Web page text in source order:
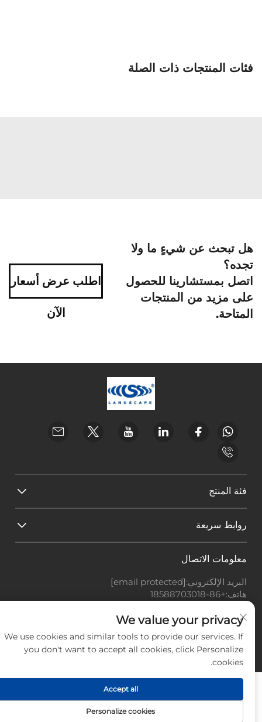
فئات المنتجات ذات الصلة
هل تبحث عن شيءٍ ما ولا
تجده؟
اتصل بمستشارينا للحصول
على مزيد من المنتجات
المتاحة.
اطلب عرض أسعار
الآن
فئة المنتج
روابط سريعة
معلومات الاتصال
البريد الإلكتروني:[email protected]
هاتف:+86-18588703018
باييون، مدينة قوانغتشو، مقاطعة قوانغدونغ
حقوق النشر © شركة قوانغتشو لاندسكيب للتكنولوجيا
المحدودة، جميع الحقوق محفوظة. -سياسة الخصوصية-المدونة
We value your privacy
We use cookies and similar tools to provide our services. If
you don't want to accept all cookies, click Personalize
cookies.
Personalize cookies
Accept all